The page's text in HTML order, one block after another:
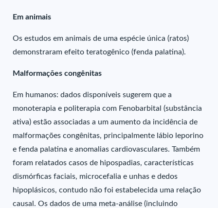
Em animais
Os estudos em animais de uma espécie única (ratos)
demonstraram efeito teratogênico (fenda palatina).
Malformações congênitas
Em humanos: dados disponíveis sugerem que a
monoterapia e politerapia com Fenobarbital (substância
ativa) estão associadas a um aumento da incidência de
malformações congênitas, principalmente lábio leporino
e fenda palatina e anomalias cardiovasculares. Também
foram relatados casos de hipospadias, características
dismórficas faciais, microcefalia e unhas e dedos
hipoplásicos, contudo não foi estabelecida uma relação
causal. Os dados de uma meta-análise (incluindo